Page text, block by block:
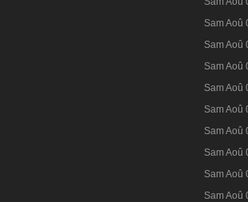
Sam Aoû
Sam Aoû
Sam Aoû
Sam Aoû
Sam Aoû
Sam Aoû
Sam Aoû
Sam Aoû
Sam Aoû